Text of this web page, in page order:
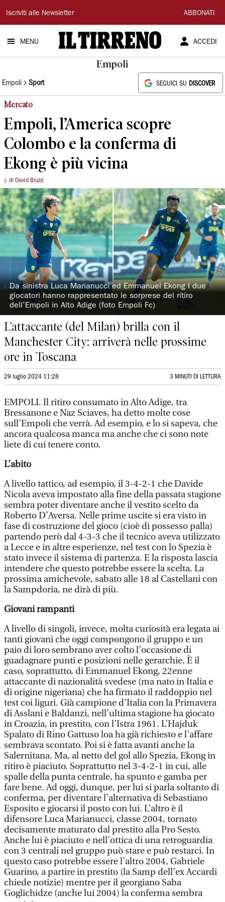
Il
Tirreno
Iscriviti alle Newsletter ABBONATI
MENU ACCEDI
Empoli
Empoli Sport SEGUICI SU DISCOVER
Mercato
Empoli, l’America scopre
Colombo e la conferma di
Ekong è più vicina
di David Biuzzi
◗Da sinistra Luca Marianucci ed Emmanuel Ekong I due
giocatori hanno rappresentato le sorprese del ritiro
dell’Empoli in Alto Adige (foto Empoli Fc)
L’attaccante (del Milan) brilla con il
Manchester City: arriverà nelle prossime
ore in Toscana
29 luglio 2024 11:28 3 MINUTI DI LETTURA
EMPOLI. Il ritiro consumato in Alto Adige, tra
Bressanone e Naz Sciaves, ha detto molte cose
sull’Empoli che verrà. Ad esempio, e lo si sapeva, che
ancora qualcosa manca ma anche che ci sono note
liete di cui tenere conto.
L’abito
A livello tattico, ad esempio, il 3-4-2-1 che Davide
Nicola aveva impostato alla fine della passata stagione
sembra poter diventare anche il vestito scelto da
Roberto D’Aversa. Nelle prime uscite si era visto in
fase di costruzione del gioco (cioè di possesso palla)
partendo però dal 4-3-3 che il tecnico aveva utilizzato
a Lecce e in altre esperienze, nel test con lo Spezia è
stato invece il sistema di partenza. E la risposta lascia
intendere che questo potrebbe essere la scelta. La
prossima amichevole, sabato alle 18 al Castellani con
la Sampdoria, ne dirà di più.
Giovani rampanti
A livello di singoli, invece, molta curiosità era legata ai
tanti giovani che oggi compongono il gruppo e un
paio di loro sembrano aver colto l’occasione di
guadagnare punti e posizioni nelle gerarchie. È il
caso, soprattutto, di Emmanuel Ekong, 22enne
attaccante di nazionalità svedese (ma nato in Italia e
di origine nigeriana) che ha firmato il raddoppio nel
test coi liguri. Già campione d’Italia con la Primavera
di Asslani e Baldanzi, nell’ultima stagione ha giocato
in Croazia, in prestito, con l’Istra 1961. L’Hajduk
Spalato di Rino Gattuso loa ha già richiesto e l’affare
sembrava scontato. Poi si è fatta avanti anche la
Salernitana. Ma, al netto del gol allo Spezia, Ekong in
ritiro è piaciuto. Soprattutto nel 3-4-2-1 in cui, alle
spalle della punta centrale, ha spunto e gamba per
fare bene. Ad oggi, dunque, per lui si parla soltanto di
conferma, per diventare l’alternativa di Sebastiano
Esposito e giocarsi il posto con lui. L’altro è il
difensore Luca Marianucci, classe 2004, tornato
decisamente maturato dal prestito alla Pro Sesto.
Anche lui è piaciuto e nell’ottica di una retroguardia
con 3 centrali nel gruppo può stare e può restarci. In
questo caso potrebbe essere l’altro 2004, Gabriele
Guarino, a partire in prestito (la Samp dell’ex Accardi
chiede notizie) mentre per il georgiano Saba
Goglichidze (anche lui 2004) la conferma sembra